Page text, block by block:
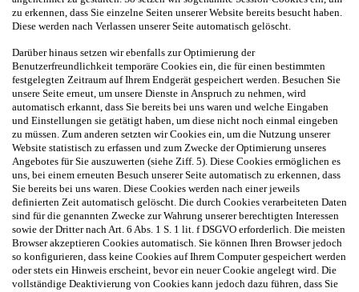
zu erkennen, dass Sie einzelne Seiten unserer Website bereits besucht haben.
Diese werden nach Verlassen unserer Seite automatisch gelöscht.
Darüber hinaus setzen wir ebenfalls zur Optimierung der
Benutzerfreundlichkeit temporäre Cookies ein, die für einen bestimmten
festgelegten Zeitraum auf Ihrem Endgerät gespeichert werden. Besuchen Sie
unsere Seite erneut, um unsere Dienste in Anspruch zu nehmen, wird
automatisch erkannt, dass Sie bereits bei uns waren und welche Eingaben
und Einstellungen sie getätigt haben, um diese nicht noch einmal eingeben
zu müssen. Zum anderen setzten wir Cookies ein, um die Nutzung unserer
Website statistisch zu erfassen und zum Zwecke der Optimierung unseres
Angebotes für Sie auszuwerten (siehe Ziff. 5). Diese Cookies ermöglichen es
uns, bei einem erneuten Besuch unserer Seite automatisch zu erkennen, dass
Sie bereits bei uns waren. Diese Cookies werden nach einer jeweils
definierten Zeit automatisch gelöscht. Die durch Cookies verarbeiteten Daten
sind für die genannten Zwecke zur Wahrung unserer berechtigten Interessen
sowie der Dritter nach Art. 6 Abs. 1 S. 1 lit. f DSGVO erforderlich. Die meisten
Browser akzeptieren Cookies automatisch. Sie können Ihren Browser jedoch
so konfigurieren, dass keine Cookies auf Ihrem Computer gespeichert werden
oder stets ein Hinweis erscheint, bevor ein neuer Cookie angelegt wird. Die
vollständige Deaktivierung von Cookies kann jedoch dazu führen, dass Sie